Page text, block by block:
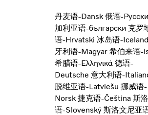
丹麦语-Dansk 俄语-
加利亚语-български 克罗
语-Hrvatski 冰岛语-Iceland
牙利语-Magyar 希伯来语-
希腊语-Ελληνικά 德语-
Deutsche 意大利语-
脱维亚语-Latviešu 挪威语-
Norsk 捷克语-Čeština 斯
语-Slovenský 斯洛文尼亚